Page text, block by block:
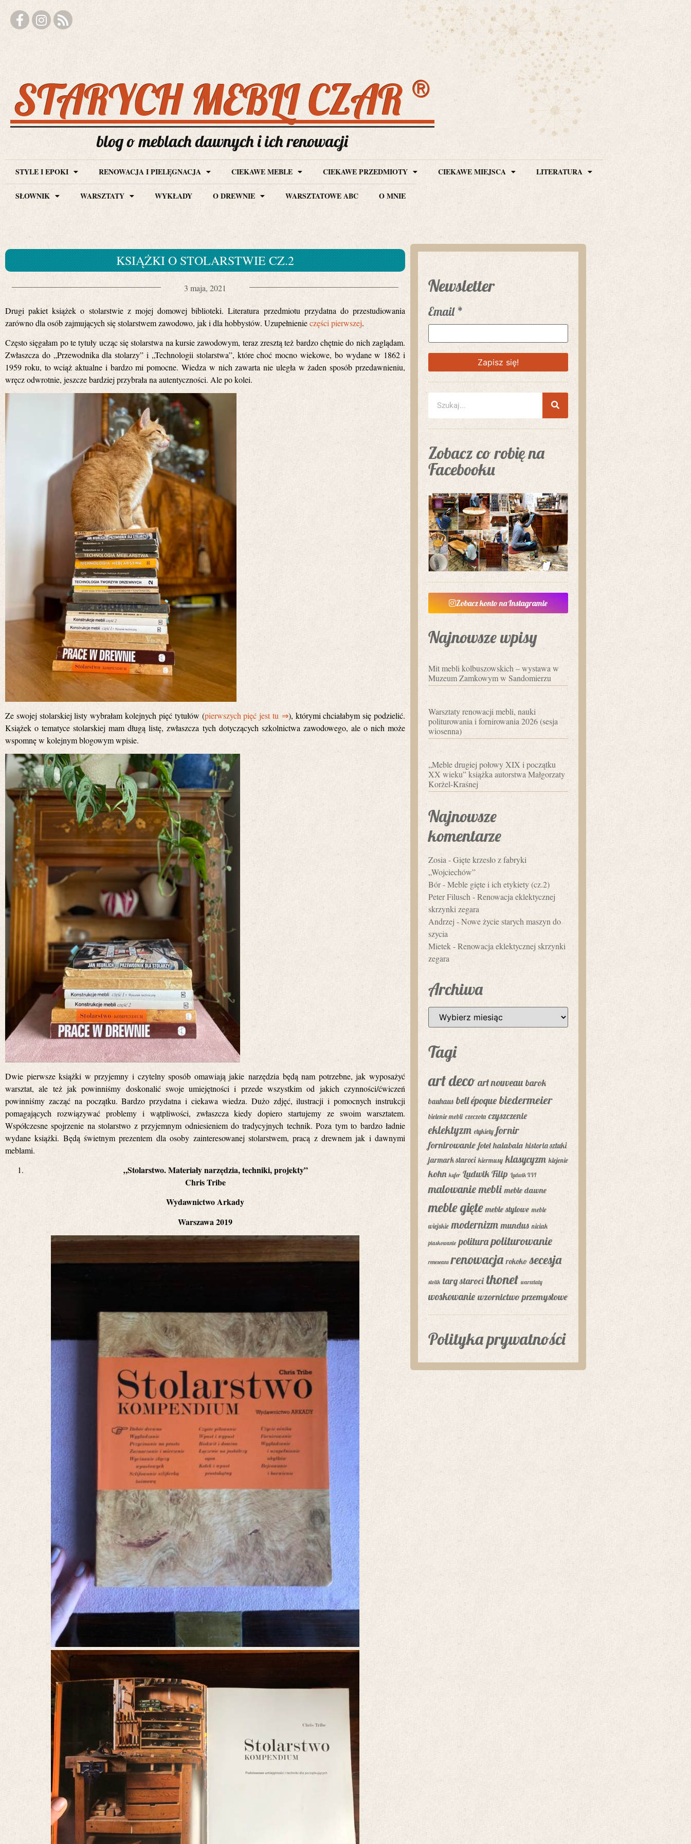
STARYCH MEBLI CZAR®
blog o meblach dawnych i ich renowacji
STYLE I EPOKI RENOWACJA I PIELĘGNACJA CIEKAWE MEBLE CIEKAWE PRZEDMIOTY CIEKAWE MIEJSCA LITERATURA
SŁOWNIK WARSZTATY WYKŁADY O DREWNIE WARSZTATOWE ABC O MNIE
KSIĄŻKI O STOLARSTWIE CZ.2
3 maja, 2021
Drugi pakiet książek o stolarstwie z mojej domowej biblioteki. Literatura przedmiotu przydatna do przestudiowania
zarówno dla osób zajmujących się stolarstwem zawodowo, jak i dla hobbystów. Uzupełnienieczęści pierwszej.
Często sięgałam po te tytuły ucząc się stolarstwa na kursie zawodowym, teraz zresztą też bardzo chętnie do nich zaglądam.
Zwłaszcza do „Przewodnika dla stolarzy” i „Technologii stolarstwa”, które choć mocno wiekowe, bo wydane w 1862 i
1959 roku, to wciąż aktualne i bardzo mi pomocne. Wiedza w nich zawarta nie uległa w żaden sposób przedawnieniu,
wręcz odwrotnie, jeszcze bardziej przybrała na autentyczności. Ale po kolei.
Ze swojej stolarskiej listy wybrałam kolejnych pięć tytułów (pierwszych pięć jest tu ⇒), którymi chciałabym się podzielić.
Książek o tematyce stolarskiej mam długą listę, zwłaszcza tych dotyczących szkolnictwa zawodowego, ale o nich może
wspomnę w kolejnym blogowym wpisie.
Dwie pierwsze książki w przyjemny i czytelny sposób omawiają jakie narzędzia będą nam potrzebne, jak wyposażyć
warsztat, ale też jak powinniśmy doskonalić swoje umiejętności i przede wszystkim od jakich czynności/ćwiczeń
powinniśmy zacząć na początku. Bardzo przydatna i ciekawa wiedza. Dużo zdjęć, ilustracji i pomocnych instrukcji
pomagających rozwiązywać problemy i wątpliwości, zwłaszcza kiedy dopiero startujemy ze swoim warsztatem.
Współczesne spojrzenie na stolarstwo z przyjemnym odniesieniem do tradycyjnych technik. Poza tym to bardzo ładnie
wydane książki. Będą świetnym prezentem dla osoby zainteresowanej stolarstwem, pracą z drewnem jak i dawnymi
meblami.
„Stolarstwo. Materiały narzędzia, techniki, projekty”
Chris Tribe
Wydawnictwo Arkady
Warszawa 2019
Newsletter
Email *
Zobacz co robię na
Facebooku
Zobacz konto na Instagramie
Najnowsze wpisy
Mit mebli kolbuszowskich – wystawa w
Muzeum Zamkowym w Sandomierzu
Warsztaty renowacji mebli, nauki
politurowania i fornirowania 2026 (sesja
wiosenna)
„Meble drugiej połowy XIX i początku
XX wieku” książka autorstwa Małgorzaty
Korżel-Kraśnej
Najnowsze
komentarze
Zosia -Gięte krzesło z fabryki
„Wojciechów”
Bór-Meble gięte i ich etykiety (cz.2)
Peter Filusch -Renowacja eklektycznej
skrzynki zegara
Andrzej -Nowe życie starych maszyn do
szycia
Mietek-Renowacja eklektycznej skrzynki
zegara
Archiwa
Tagi
art deco art nouveau barok
bauhaus bell époque biedermeier
bielenie mebli czeczota czyszczenie
eklektyzm etykiety fornir
fornirowanie fotel halabala historia sztuki
jarmark staroci kiermusy klasycyzm klejenie
kohn kufer Ludwik Filip Ludwik XVI
malowanie mebli meble dawne
meble gięte meble stylowe meble
wiejskie modernizm mundus niciak
piaskowanie politura politurowanie
reneseans renowacja rokoko secesja
stolik targ staroci thonet warsztaty
woskowanie wzornictwo przemysłowe
Polityka prywatności